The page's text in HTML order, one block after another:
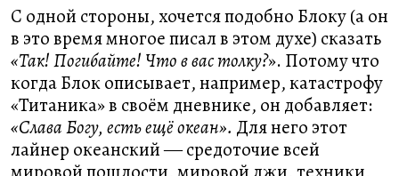
С одной стороны, хочется подобно Блоку (а он
в это время многое писал в этом духе) сказать
«Так! Погибайте! Что в вас толку?». Потому что
когда Блок описывает, например, катастрофу
«Титаника» в своём дневнике, он добавляет:
«Слава Богу, есть ещё океан». Для него этот
лайнер океанский ― средоточие всей